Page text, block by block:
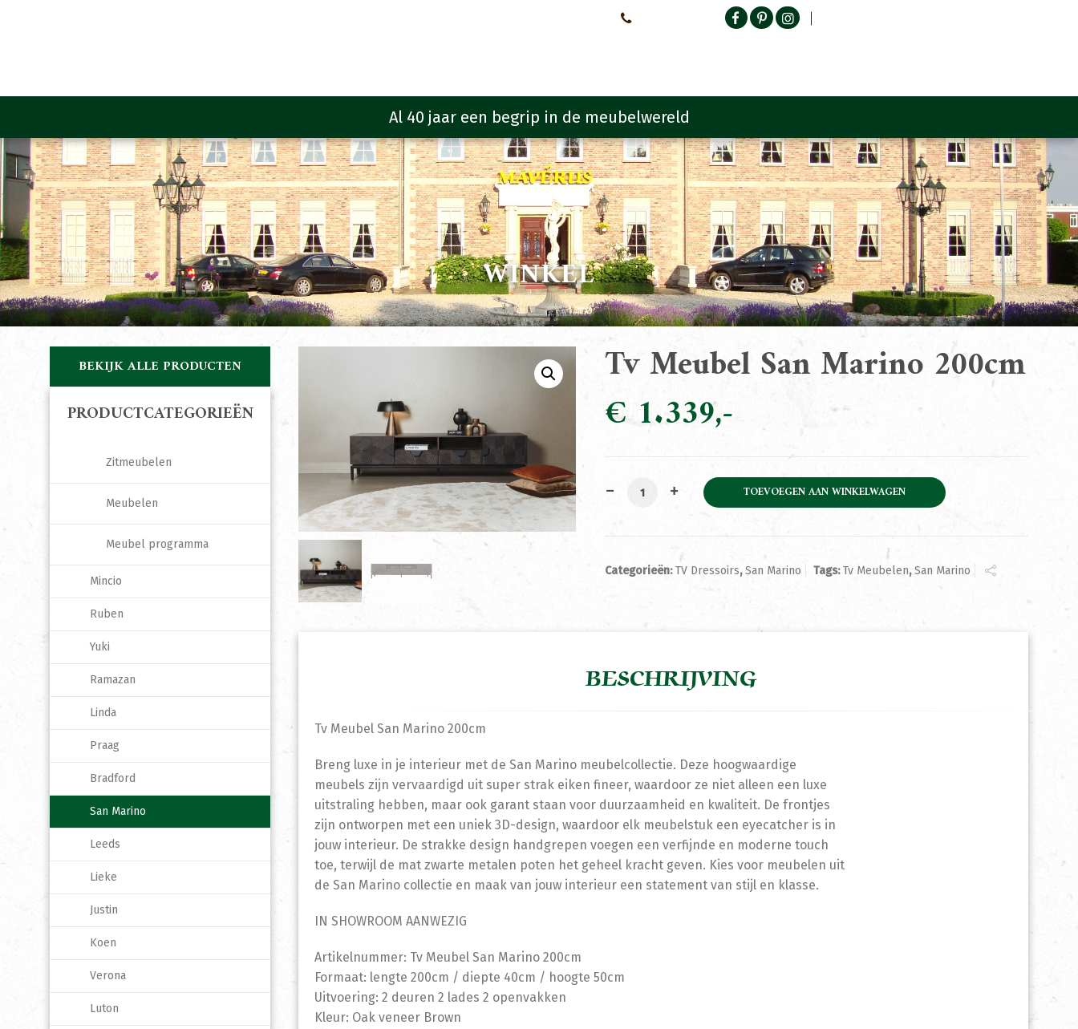
WINKEL
Tv Meubel San Marino 200cm
€ 1.339
Tv Meubel San Marino 200cm aantal
TOEVOEGEN AAN WINKELWAGEN
Categorieën:TV Dressoirs,San Marino Tags:Tv Meubelen,San Marino
BESCHRIJVING
Tv Meubel San Marino 200cm
Breng luxe in je interieur met de San Marino meubelcollectie. Deze hoogwaardige
meubels zijn vervaardigd uit super strak eiken fineer, waardoor ze niet alleen een luxe
uitstraling hebben, maar ook garant staan voor duurzaamheid en kwaliteit. De frontjes
zijn ontworpen met een uniek 3D-design, waardoor elk meubelstuk een eyecatcher is in
jouw interieur. De strakke design handgrepen voegen een verfijnde en moderne touch
toe, terwijl de mat zwarte metalen poten het geheel kracht geven. Kies voor meubelen uit
de San Marino collectie en maak van jouw interieur een statement van stijl en klasse.
IN SHOWROOM AANWEZIG
Artikelnummer: Tv Meubel San Marino 200cm
Formaat: lengte 200cm / diepte 40cm / hoogte 50cm
Uitvoering: 2 deuren 2 lades 2 openvakken
Kleur: Oak veneer Brown
BEKIJK ALLE PRODUCTEN
PRODUCTCATEGORIEËN
Zitmeubelen
Meubelen
Meubel programma
Mincio
Ruben
Yuki
Ramazan
Linda
Praag
Bradford
San Marino
Leeds
Lieke
Justin
Koen
Verona
Luton